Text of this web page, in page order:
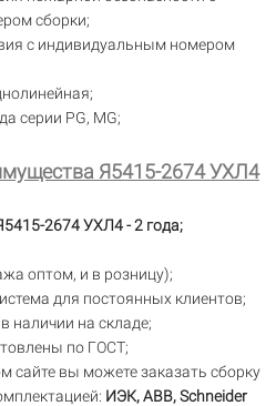
сборки;
с индивидуальным номером
серии PG, MG;
Я5415-2674 УХЛ4
2674 УХЛ4 - 2 года;
оптом, и в розницу);
для постоянных клиентов;
наличии на складе;
по ГОСТ;
вы можете заказать сборку
ИЭК, ABB, Schneider